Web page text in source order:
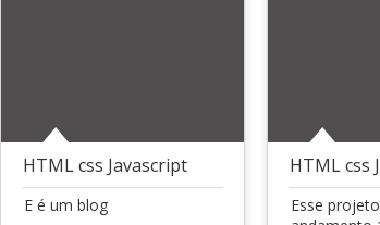
HTML css Javascript
E é um blog
Esse